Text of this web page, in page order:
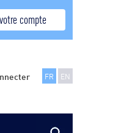
compte
FR EN